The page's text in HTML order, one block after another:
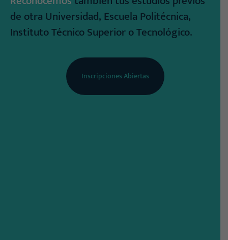
de otra Universidad, Escuela Politécnica,
Instituto Técnico Superior o Tecnológico.
Inscripciones Abiertas